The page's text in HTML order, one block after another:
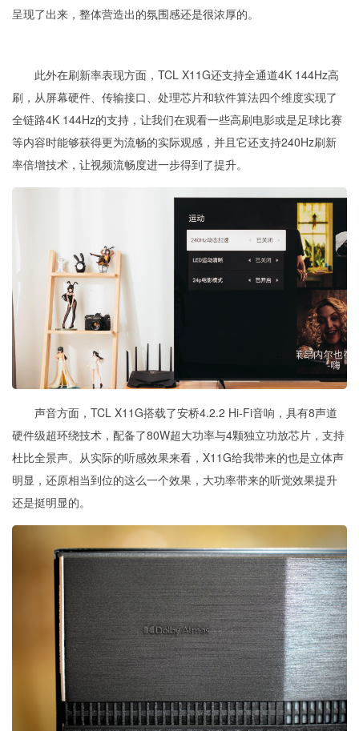
呈现了出来，整体营造出的氛围感还是很浓厚的。
此外在刷新率表现方面，TCL X11G还支持全通道4K 144Hz高
刷 ，从屏幕硬件、传输接口、处理芯片和软件算法四个维度实现了
全链路4K 144Hz的支持 ， 让我们在观看一些高刷电影或是足球比赛
等内容时能够获得更为流畅的实际观感，并且它还支持240Hz刷新
率倍增技术，让视频流畅度进一步得到了提升。
声音方面， TCL X11G搭载了安桥4.2.2 Hi-Fi音响，具有8声道
硬件级超环绕技术，配备了80W超大功率与4颗独立功放芯片，支持
杜比全景声。从实际的听感效果来看，X11G给我带来的也是立体声
明显，还原相当到位的这么一个效果，大功率带来的听觉效果提升
还是挺明显的。